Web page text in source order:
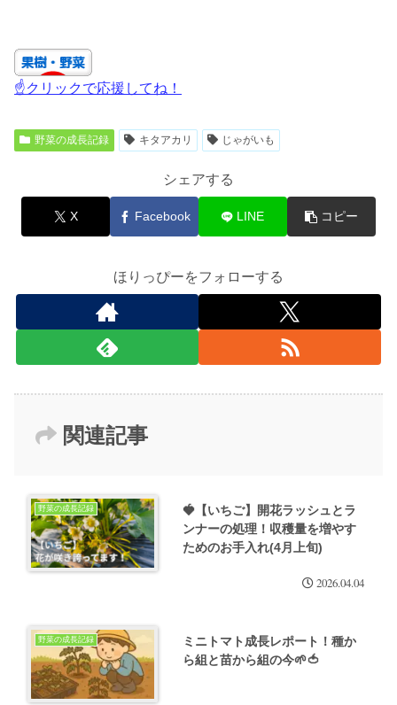
☝クリックで応援してね！
野菜の成長記録 キタアカリ じゃがいも
シェアする
X Facebook LINE コピー
ほりっぴーをフォローする
関連記事
野菜の成長記録
🍓【いちご】開花ラッシュとラ
ンナーの処理！収穫量を増やす
ためのお手入れ(4月上旬)
2026.04.04
野菜の成長記録
ミニトマト成長レポート！種か
ら組と苗から組の今🌱🍅